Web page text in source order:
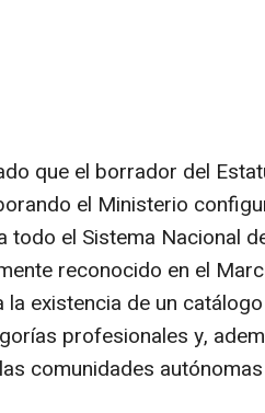
que el borrador del
el Ministerio
el Sistema Nacional
reconocido en el
existencia de un
profesionales y,
comunidades